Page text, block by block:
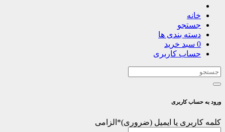
خانه
جستجو
دسته بندی ها
0 سبد خرید
حساب کاربری
ورود به حساب کاربری
کلمه کاربری یا ایمیل * الزامی